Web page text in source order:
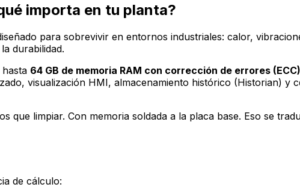
importa en tu planta?
para sobrevivir en entornos industriales: calor,
durabilidad.
hasta 64 GB de memoria RAM con corrección de errores (ECC)
visualización HMI, almacenamiento histórico (Historian) y
que limpiar. Con memoria soldada a la placa base. Eso se
de cálculo: